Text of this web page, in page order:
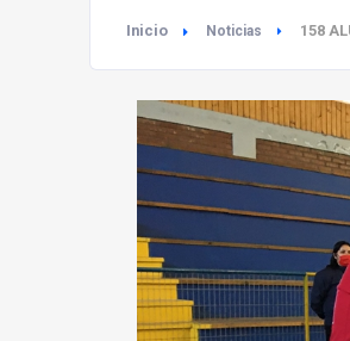
Inicio Noticias 158